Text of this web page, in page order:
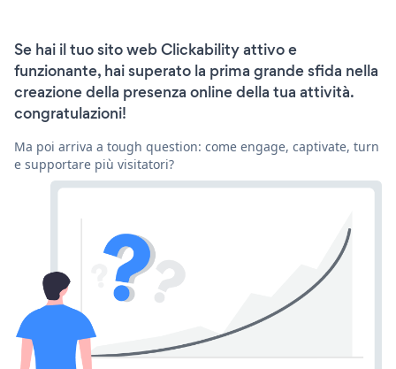
Se hai il tuo sito web Clickability attivo e
funzionante, hai superato la prima grande sfida nella
creazione della presenza online della tua attività.
congratulazioni!
Ma poi arriva a tough question: come engage, captivate, turn
e supportare più visitatori?